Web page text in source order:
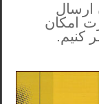
ارسال
امکان
کنیم.